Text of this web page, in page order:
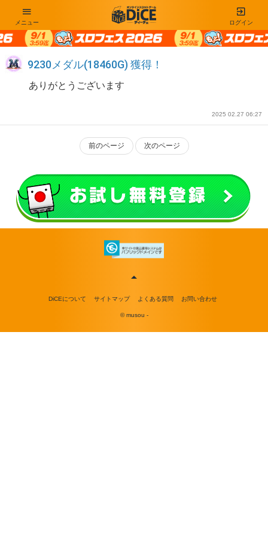
ログイン
メニュー
9230メダル(18460G) 獲得！
ありがとうございます
2025 02.27 06:27
前のページ 次のページ
DiCEについて サイトマップ よくある質問 お問い合わせ
© musou -